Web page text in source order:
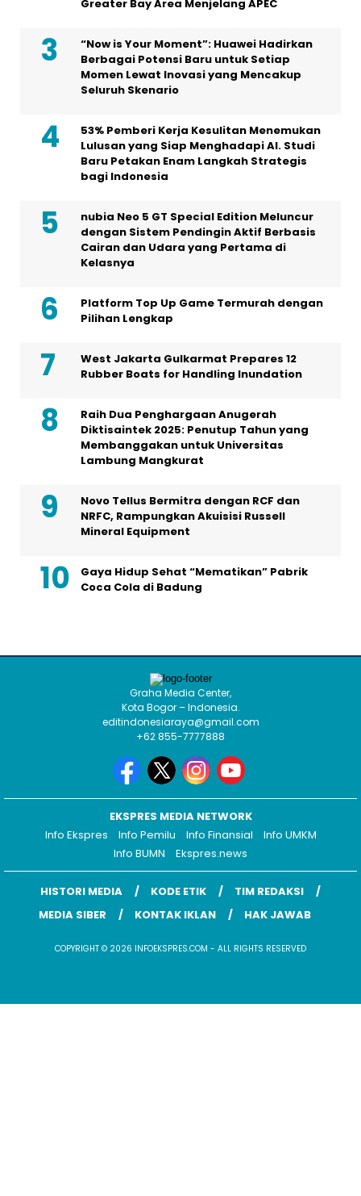
Greater Bay Area Menjelang APEC
“Now is Your Moment”: Huawei Hadirkan
Berbagai Potensi Baru untuk Setiap
Momen Lewat Inovasi yang Mencakup
Seluruh Skenario
53% Pemberi Kerja Kesulitan Menemukan
Lulusan yang Siap Menghadapi AI. Studi
Baru Petakan Enam Langkah Strategis
bagi Indonesia
nubia Neo 5 GT Special Edition Meluncur
dengan Sistem Pendingin Aktif Berbasis
Cairan dan Udara yang Pertama di
Kelasnya
Platform Top Up Game Termurah dengan
Pilihan Lengkap
West Jakarta Gulkarmat Prepares 12
Rubber Boats for Handling Inundation
Raih Dua Penghargaan Anugerah
Diktisaintek 2025: Penutup Tahun yang
Membanggakan untuk Universitas
Lambung Mangkurat
Novo Tellus Bermitra dengan RCF dan
NRFC, Rampungkan Akuisisi Russell
Mineral Equipment
Gaya Hidup Sehat “Mematikan” Pabrik
Coca Cola di Badung
Graha Media Center,
Kota Bogor – Indonesia.
editindonesiaraya@gmail.com
+62 855-7777888
EKSPRES MEDIA NETWORK
Info Ekspres
Info Pemilu Info Finansial
Info UMKM
Info BUMN
Ekspres.news
HISTORI MEDIA KODE ETIK
TIM REDAKSI
MEDIA SIBER
KONTAK IKLAN HAK JAWAB
COPYRIGHT © 2026 INFOEKSPRES.COM - ALL RIGHTS RESERVED